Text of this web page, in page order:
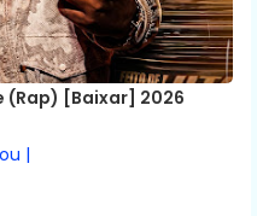
(Rap) [Baixar] 2026